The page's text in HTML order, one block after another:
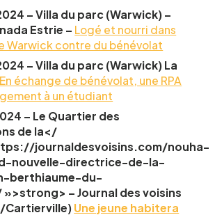
– Villa du parc (Warwick) –
Estrie – Logé et nourri dans
Warwick contre du bénévolat
– Villa du parc (Warwick) La
En échange de bénévolat, une RPA
à un étudiant
– Le Quartier des
de la</
journaldesvoisins.com/nouha-
nouvelle-directrice-de-la-
berthiaume-du-
»>strong> – Journal des voisins
Cartierville) Une jeune habitera